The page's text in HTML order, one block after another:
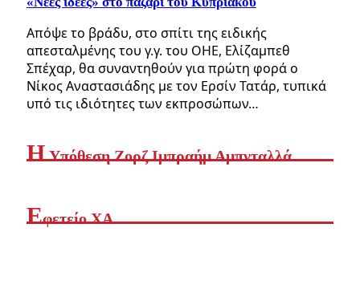
Απόψε το βράδυ, στο σπίτι της ειδικής
απεσταλμένης του γ.γ. του ΟΗΕ, Ελίζαμπεθ
Σπέχαρ, θα συναντηθούν για πρώτη φορά ο
Νίκος Αναστασιάδης με τον Ερσίν Τατάρ, τυπικά
υπό τις ιδιότητες των εκπροσώπων…
ΗYπόθεση Ζορζ Ιμπραήμ Αμπνταλλά
Εφετείο ΧΑ